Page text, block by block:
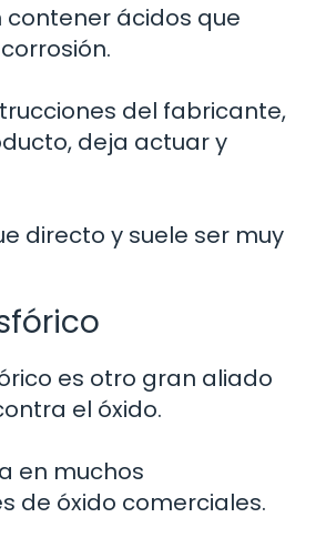
contener ácidos que
del fabricante,
deja actuar y
directo y suele ser muy
es otro gran aliado
el óxido.
en muchos
de óxido comerciales.